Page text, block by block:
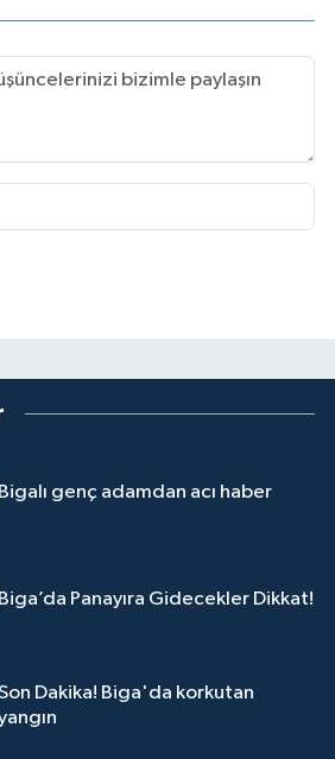
Bigalı genç adamdan acı haber
Biga’da Panayıra Gidecekler Dikkat!
Dakika! Biga'da korkutan